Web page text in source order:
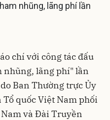
nhũng, lãng phí lần
chí với công tác đấu
nhũng, lãng phí" lần
Ban Thường trực Ủy
quốc Việt Nam phối
và Đài Truyền